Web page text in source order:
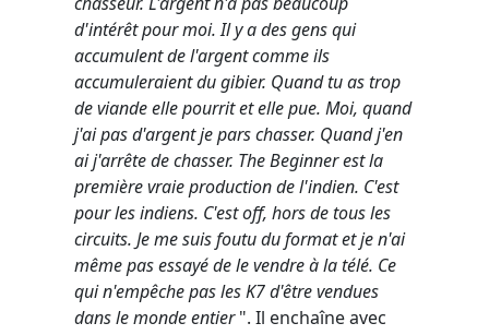
d'intérêt pour moi. Il y a des gens qui
accumulent de l'argent comme ils
accumuleraient du gibier. Quand tu as trop
de viande elle pourrit et elle pue. Moi, quand
j'ai pas d'argent je pars chasser. Quand j'en
ai j'arrête de chasser. The Beginner est la
première vraie production de l'indien. C'est
pour les indiens. C'est off, hors de tous les
circuits. Je me suis foutu du format et je n'ai
même pas essayé de le vendre à la télé. Ce
qui n'empêche pas les K7 d'être vendues
dans le monde entier". Il enchaîne avec